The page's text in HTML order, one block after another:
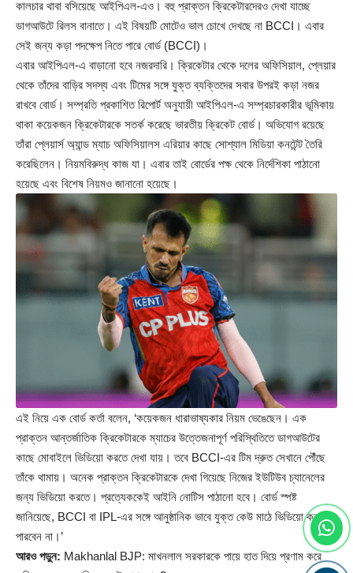
কালচার থাবা বসিয়েছে আইপিএল-এও। বহু প্রাক্তন ক্রিকেটারদেরও দেখা যাচ্ছে
ডাগআউটে রিলস বানাতে। এই বিষয়টি মোটেও ভাল চোখে দেখছে না BCCI। এবার
সেই জন্য কড়া পদক্ষেপ নিতে পারে বোর্ড (BCCI)।
এবার আইপিএল-এ বাড়ানো হবে নজরদারি। ক্রিকেটার থেকে দলের অফিসিয়াল, প্লেয়ার
থেকে তাঁদের বাড়ির সদস্য এবং টিমের সঙ্গে যুক্ত ব্যক্তিদের সবার উপরই কড়া নজর
রাখবে বোর্ড। সম্প্রতি প্রকাশিত রিপোর্ট অনুযায়ী আইপিএল-এ সম্প্রচারকারীর ভূমিকায়
থাকা কয়েকজন ক্রিকেটারকে সতর্ক করেছে ভারতীয় ক্রিকেট বোর্ড। অভিযোগ রয়েছে
তাঁরা প্লেয়ার্স অ্যান্ড ম্যাচ অফিসিয়ালস এরিয়ার কাছে সোশ্যাল মিডিয়া কনটেন্ট তৈরি
করেছিলেন। নিয়মবিরুদ্ধ কাজ যা। এবার তাই বোর্ডের পক্ষ থেকে নির্দেশিকা পাঠানো
হয়েছে এবং বিশেষ নিয়মও জানানো হয়েছে।
এই নিয়ে এক বোর্ড কর্তা বলেন, ‘কয়েকজন ধারাভাষ্যকার নিয়ম ভেঙেছেন। এক
প্রাক্তন আন্তর্জাতিক ক্রিকেটারকে ম্যাচের উত্তেজনাপূর্ণ পরিস্থিতিতে ডাগআউটের
কাছে মোবাইলে ভিডিয়ো করতে দেখা যায়। তবে BCCI-এর টিম দ্রুত সেখানে পৌঁছে
তাঁকে থামায়। অনেক প্রাক্তন ক্রিকেটারকে দেখা গিয়েছে নিজের ইউটিউব চ্যানেলের
জন্য ভিডিয়ো করতে। প্রত্যেককেই আইনি নোটিস পাঠানো হবে। বোর্ড স্পষ্ট
জানিয়েছে, BCCI বা IPL-এর সঙ্গে আনুষ্ঠানিক ভাবে যুক্ত কেউ মাঠে ভিডিয়ো করতে
পারবেন না।’
আরও পড়ুন: Makhanlal BJP: মাখনলাল সরকারকে পায়ে হাত দিয়ে প্রণাম করে